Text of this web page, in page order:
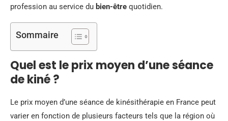
profession au service du bien-être quotidien.
Sommaire
Quel est le prix moyen d’une séance
de kiné ?
Le prix moyen d’une séance de kinésithérapie en France peut
varier en fonction de plusieurs facteurs tels que la région où